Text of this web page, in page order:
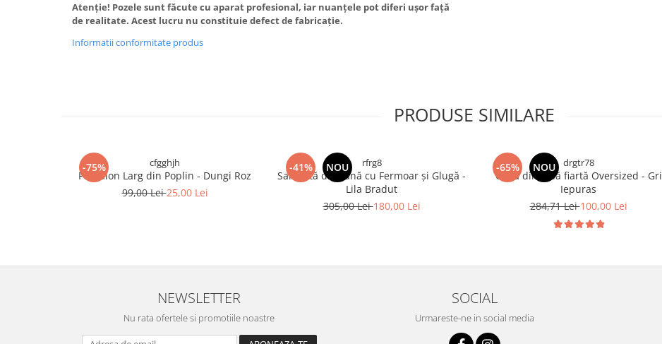
Atenție! Pozele sunt făcute cu aparat profesional, iar nuanțele pot diferi ușor față
de realitate. Acest lucru nu constituie defect de fabricație.
Informatii conformitate produs
PRODUSE SIMILARE
-75% cfgghjh
Pantalon Larg din Poplin - Dungi Roz
99,00 Lei25,00 Lei
-41% NOU rfrg8
Salopetă din Lână cu Fermoar și Glugă -
Lila Bradut
305,00 Lei180,00 Lei
-65% NOU drgtr78
Capă din lână fiartă Oversized - Gri
Iepuras
284,71 Lei100,00 Lei
NEWSLETTER
Nu rata ofertele si promotiile noastre
SOCIAL
Urmareste-ne in social media